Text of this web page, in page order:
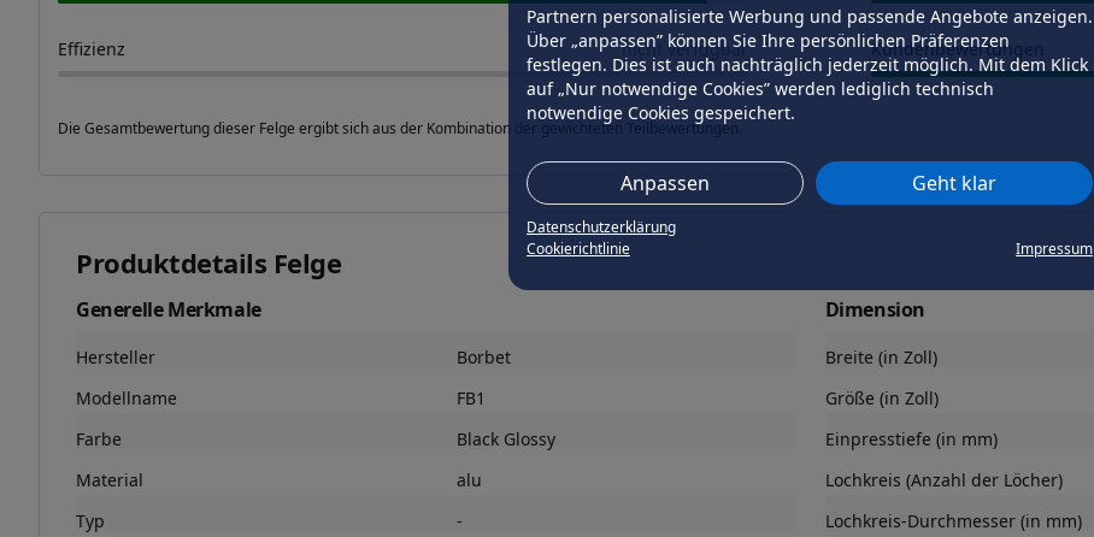
Partnern personalisierte Werbung und passende Angebote anzeigen.
Über „anpassen” können Sie Ihre persönlichen Präferenzen
festlegen. Dies ist auch nachträglich jederzeit möglich. Mit dem Klick
auf „Nur notwendige Cookies” werden lediglich technisch
notwendige Cookies gespeichert.
Anpassen Geht klar
Datenschutzerklärung
Cookierichtlinie
Impressum
Effizienz nicht verfügbar Kundenbewertungen
Die Gesamtbewertung dieser Felge ergibt sich aus der Kombination der gewichteten Teilbewertungen.
Produktdetails Felge
Generelle Merkmale
Hersteller
Borbet
Modellname
FB1
Farbe
Black Glossy
Material
alu
Typ
-
Dimension
Breite (in Zoll)
Größe (in Zoll)
Einpresstiefe (in mm)
Lochkreis (Anzahl der Löcher)
Lochkreis-Durchmesser (in mm)